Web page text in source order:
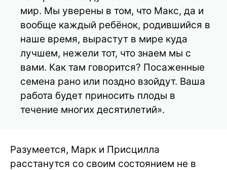
мир. Мы уверены в том, что Макс, да и
вообще каждый ребёнок, родившийся в
наше время, вырастут в мире куда
лучшем, нежели тот, что знаем мы с
вами. Как там говорится? Посаженные
семена рано или поздно взойдут. Ваша
работа будет приносить плоды в
течение многих десятилетий».
Разумеется, Марк и Присцилла
расстанутся со своим состоянием не в